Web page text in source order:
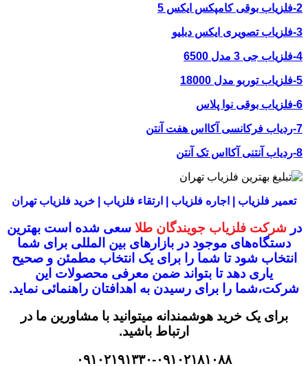
2-فلزیاب بوقی کامپکس ایکس 5
3-فلزیاب تصویری ایکس دبلیو
4-فلزیاب جی 3 مدل 6500
5-فلزیاب توربو مدل 18000
6-فلزیاب بوقی نوا پلاس
7-ردیاب فرکانسی آکااس هفت آنتن
8-ردیاب آنتنی آکااس تک آنتن
تعمیر فلزیاب | اجاره فلزیاب | ارتقاء فلزیاب | خرید فلزیاب تهران
در شرکت فلزیاب جویندگان طلا سعی شده است بهترین
دستگاه‌های موجود در بازار‌های بین المللی برای شما
انتخاب شودتا شما را برای یک انتخاب مطمئن و صحیح
یاری دهد تا بتواند ضمن معرفی محصولات این
شرکت،شما را برای رسیدن به اهدافتان راهنمائی نماید.
برای یک خرید هوشمندانه میتوانید با مشاورین ما در
ارتباط باشید.
۰۹۱۰۲۱۹۱۳۳۰-۰۹۱۰۲۱۸۱۰۸۸